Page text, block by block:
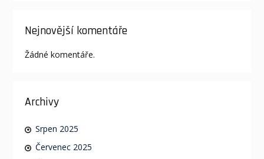
Nejnovější komentáře
Žádné komentáře.
Archivy
Srpen 2025
Červenec 2025